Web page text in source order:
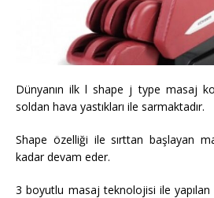
Dünyanın ilk l shape j type masaj
soldan hava yastıkları ile sarmaktadır.
Shape özelliği ile sırttan başlayan
kadar devam eder.
3 boyutlu masaj teknolojisi ile